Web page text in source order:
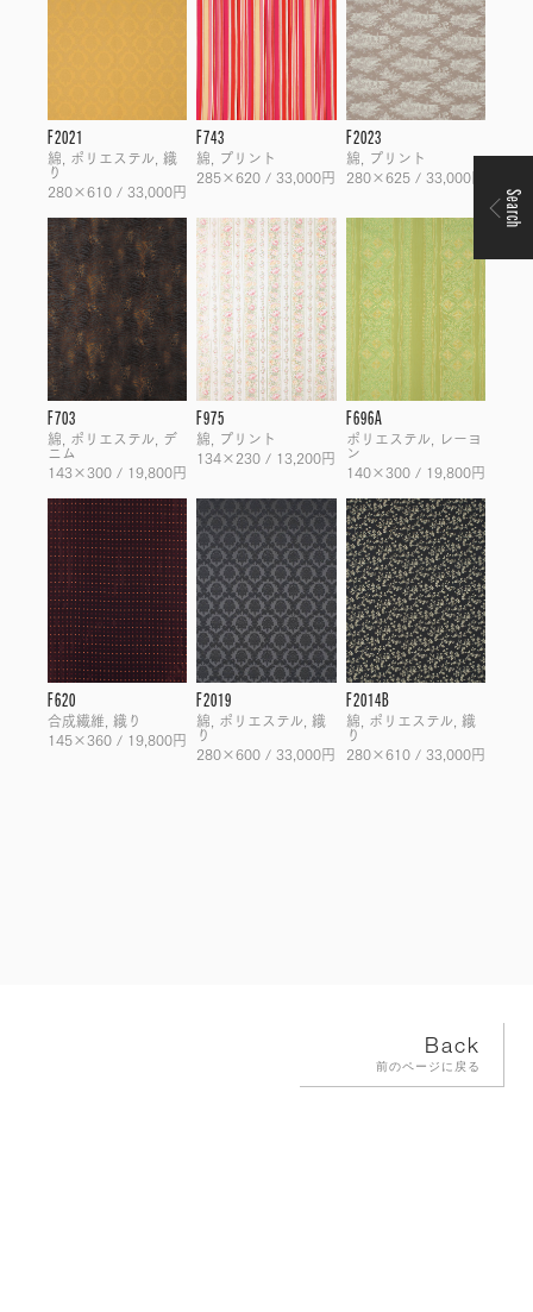
F2021
綿, ポリエステル, 織
り
280×610 / 33,000円
F743
綿, プリント
285×620 / 33,000円
F2023
綿, プリント
280×625 / 33,000円
F703
綿, ポリエステル, デ
ニム
143×300 / 19,800円
F975
綿, プリント
134×230 / 13,200円
F696A
ポリエステル, レーヨ
ン
140×300 / 19,800円
F620
合成繊維, 織り
145×360 / 19,800円
F2019
綿, ポリエステル, 織
り
280×600 / 33,000円
F2014B
綿, ポリエステル, 織
り
280×610 / 33,000円
Back
前のページに戻る
Search